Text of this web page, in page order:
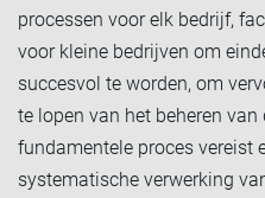
processen voor elk bedrijf,
voor kleine bedrijven om
succesvol te worden, om
te lopen van het beheren
fundamentele proces vereist
systematische verwerking